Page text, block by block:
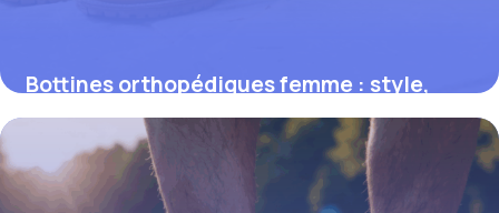
Bottines orthopédiques femme : style,
confort et correction au service du bien-
22 mai 2026